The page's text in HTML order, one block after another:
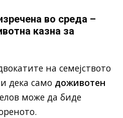
во среда –
казна за
на семејството
дека само доживотен
може да биде